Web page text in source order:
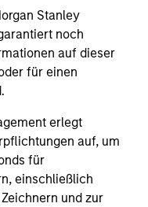
Stanley
noch
auf dieser
für einen
erlegt
auf, um
für
einschließlich
und zur
Outlook
recovery is
less on